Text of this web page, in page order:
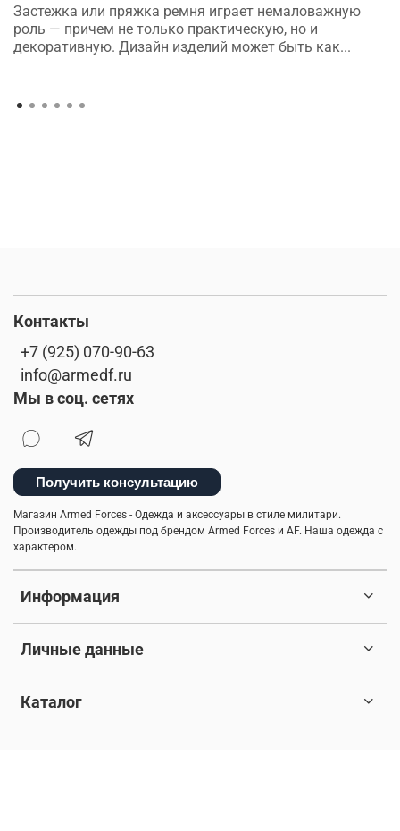
Застежка или пряжка ремня играет немаловажную
роль — причем не только практическую, но и
декоративную. Дизайн изделий может быть как...
Информация
Личные данные
Каталог
Контакты
+7 (925) 070-90-63
info@armedf.ru
Мы в соц. сетях
Получить консультацию
Магазин Armed Forces - Одежда и аксессуары в стиле милитари.
Производитель одежды под брендом Armed Forces и AF. Наша одежда с
характером.